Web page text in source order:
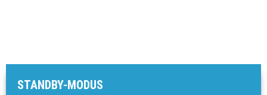
STANDBY-MODUS